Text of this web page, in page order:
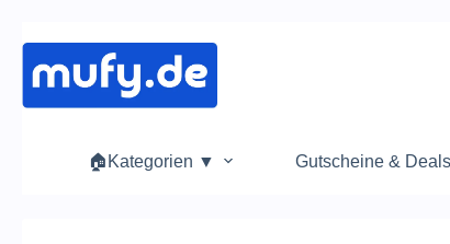
Inhalt
springen
🏠Kategorien ▼ Gutscheine &